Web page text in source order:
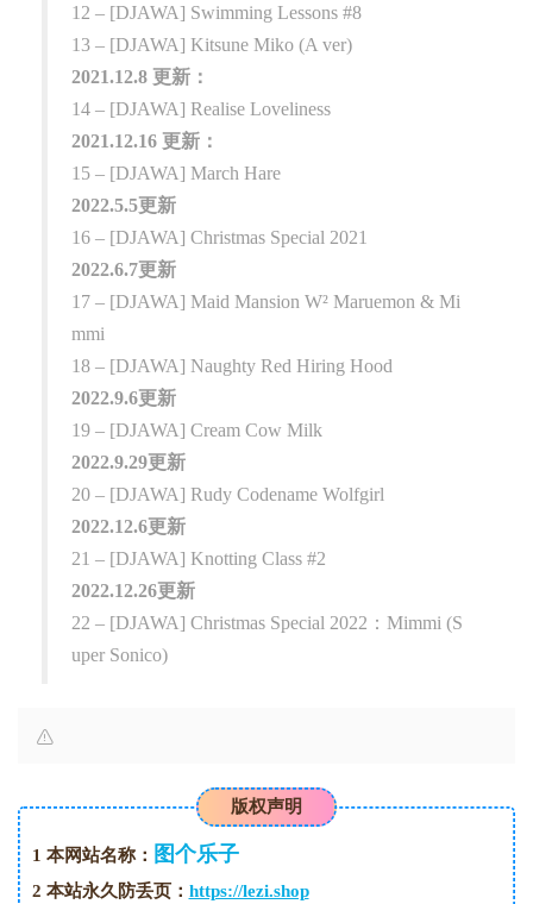
12 – [DJAWA] Swimming Lessons #8
13 – [DJAWA] Kitsune Miko (A ver)
2021.12.8 更新：
14 – [DJAWA] Realise Loveliness
2021.12.16 更新：
15 – [DJAWA] March Hare
2022.5.5更新
16 – [DJAWA] Christmas Special 2021
2022.6.7更新
17 – [DJAWA] Maid Mansion W² Maruemon & Mi
mmi
18 – [DJAWA] Naughty Red Hiring Hood
2022.9.6更新
19 – [DJAWA] Cream Cow Milk
2022.9.29更新
20 – [DJAWA] Rudy Codename Wolfgirl
2022.12.6更新
21 – [DJAWA] Knotting Class #2
2022.12.26更新
22 – [DJAWA] Christmas Special 2022：Mimmi (S
uper Sonico)
版权声明
1 本网站名称： 图个乐子
2 本站永久防丢页： https://lezi.shop